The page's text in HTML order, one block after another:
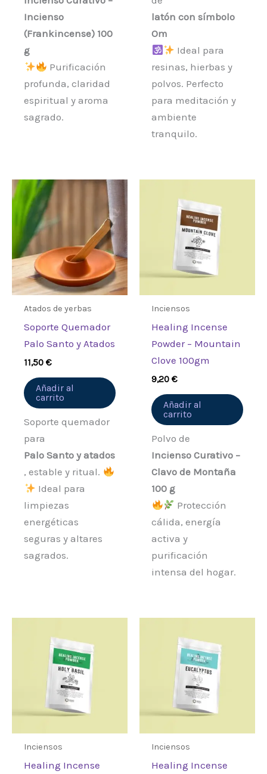
Incienso
(Frankincense) 100
g
Purificación
profunda, claridad
espiritual y aroma
sagrado.
latón con símbolo
Om
Ideal para
resinas, hierbas y
polvos. Perfecto
para meditación y
ambiente
tranquilo.
Atados de yerbas
Soporte Quemador
Palo Santo y Atados
11,50€
Añadir al
carrito
Soporte quemador
para
Palo Santo y atados
, estable y ritual.
Ideal para
limpiezas
energéticas
seguras y altares
sagrados.
Inciensos
Healing Incense
Powder – Mountain
Clove 100gm
9,20€
Añadir al
carrito
Polvo de
Incienso Curativo –
Clavo de Montaña
100 g
Protección
cálida, energía
activa y
purificación
intensa del hogar.
Inciensos
Healing Incense
Inciensos
Healing Incense